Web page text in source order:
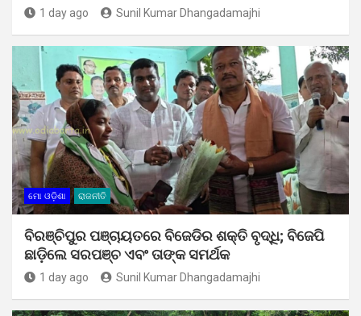
1 day ago Sunil Kumar Dhangadamajhi
ମୋ ଓଡ଼ିଶା ରାଜନୀତି
ବିରଞ୍ଚିପୁର ପଞ୍ଚାୟତରେ ବିଜେଡିର ଶକ୍ତି ବୃଦ୍ଧି; ବିଜେପି
ଛାଡ଼ିଲେ ସରପଞ୍ଚ ଏବଂ ତାଙ୍କ ସମର୍ଥକ
1 day ago Sunil Kumar Dhangadamajhi